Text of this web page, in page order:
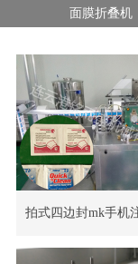
面膜折叠机
拍式四边封mk手机